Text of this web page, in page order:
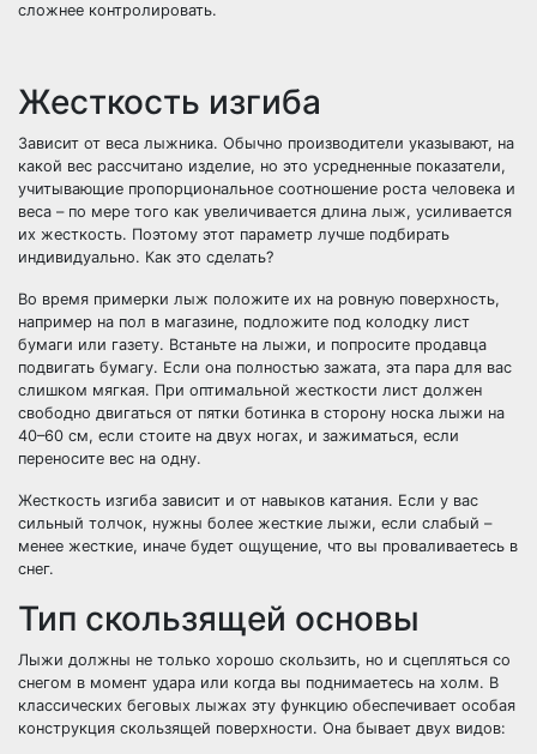
сложнее контролировать.
Жесткость изгиба
Зависит от веса лыжника. Обычно производители указывают, на
какой вес рассчитано изделие, но это усредненные показатели,
учитывающие пропорциональное соотношение роста человека и
веса – по мере того как увеличивается длина лыж, усиливается
их жесткость. Поэтому этот параметр лучше подбирать
индивидуально. Как это сделать?
Во время примерки лыж положите их на ровную поверхность,
например на пол в магазине, подложите под колодку лист
бумаги или газету. Встаньте на лыжи, и попросите продавца
подвигать бумагу. Если она полностью зажата, эта пара для вас
слишком мягкая. При оптимальной жесткости лист должен
свободно двигаться от пятки ботинка в сторону носка лыжи на
40–60 см, если стоите на двух ногах, и зажиматься, если
переносите вес на одну.
Жесткость изгиба зависит и от навыков катания. Если у вас
сильный толчок, нужны более жесткие лыжи, если слабый –
менее жесткие, иначе будет ощущение, что вы проваливаетесь в
снег.
Тип скользящей основы
Лыжи должны не только хорошо скользить, но и сцепляться со
снегом в момент удара или когда вы поднимаетесь на холм. В
классических беговых лыжах эту функцию обеспечивает особая
конструкция скользящей поверхности. Она бывает двух видов: